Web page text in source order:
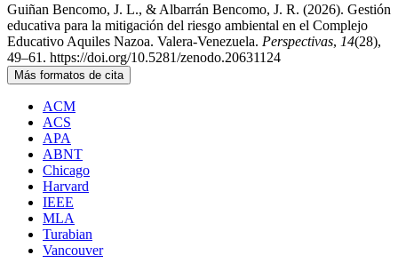
Guiñan Bencomo, J. L., & Albarrán Bencomo, J. R. (2026). Gestión
educativa para la mitigación del riesgo ambiental en el Complejo
Educativo Aquiles Nazoa. Valera-Venezuela. Perspectivas, 14(28),
49–61. https://doi.org/10.5281/zenodo.20631124
Más formatos de cita
ACM
ACS
APA
ABNT
Chicago
Harvard
IEEE
MLA
Turabian
Vancouver